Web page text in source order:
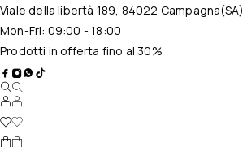
Viale della libertà 189, 84022 Campagna(SA)
Mon-Fri: 09:00 - 18:00
Prodotti in offerta fino al 30%